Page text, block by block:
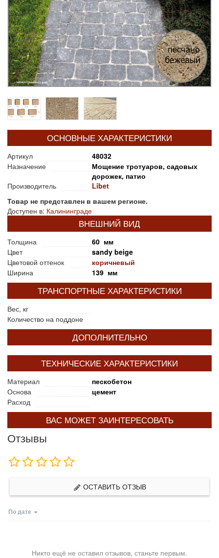
ОСНОВНЫЕ ХАРАКТЕРИСТИКИ
Артикул
48032
Назначение
Мощение тротуаров, садовых
дорожек, патио
Производитель
Libet
Товар не представлен в вашем регионе.
Доступен в: Калининграде
ВНЕШНИЙ ВИД
Толщина
60 мм
Цвет
sandy beige
Цветовой оттенок
коричневый
Ширина
139 мм
ТРАНСПОРТНЫЕ ХАРАКТЕРИСТИКИ
Вес, кг
Количество на поддоне
ДОПОЛНИТЕЛЬНО
ТЕХНИЧЕСКИЕ ХАРАКТЕРИСТИКИ
Материал
пескобетон
Основа
цемент
Расход
ВАС МОЖЕТ ЗАИНТЕРЕСОВАТЬ
Отзывы
ОСТАВИТЬ ОТЗЫВ
По дате
Никто ещё не оставил отзывов, станьте первым.